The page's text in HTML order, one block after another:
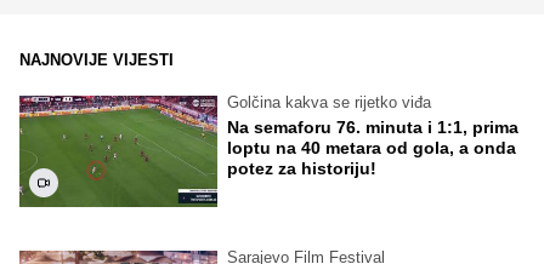
NAJNOVIJE VIJESTI
Golčina kakva se rijetko viđa
Na semaforu 76. minuta i 1:1, prima
loptu na 40 metara od gola, a onda
potez za historiju!
Sarajevo Film Festival